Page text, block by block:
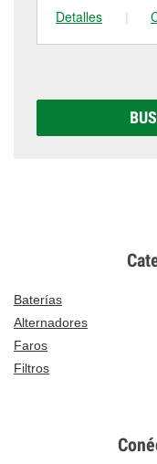
Detalles
|
Baterías
Alternadores
Faros
Filtros